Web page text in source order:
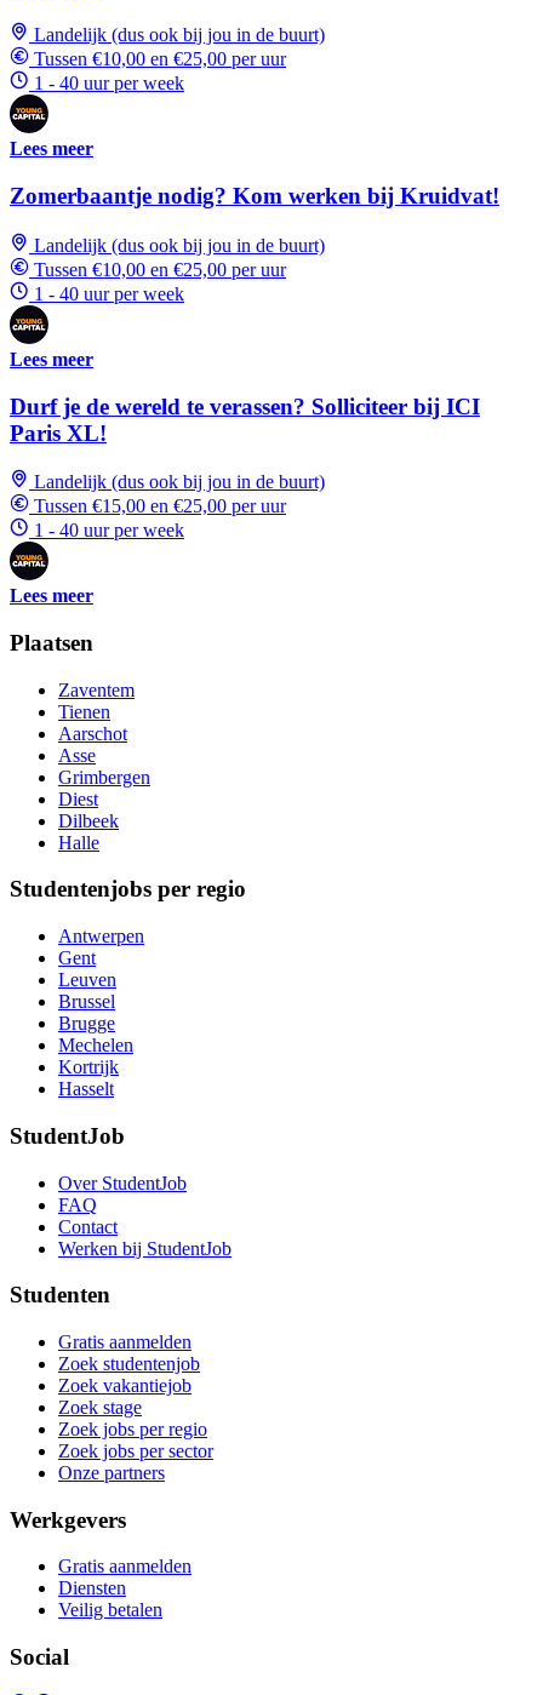
Landelijk (dus ook bij jou in de buurt)
Tussen €10,00 en €25,00 per uur
1 - 40 uur per week
Lees meer
Zomerbaantje nodig? Kom werken bij Kruidvat!
Landelijk (dus ook bij jou in de buurt)
Tussen €10,00 en €25,00 per uur
1 - 40 uur per week
Lees meer
Durf je de wereld te verassen? Solliciteer bij ICI
Paris XL!
Landelijk (dus ook bij jou in de buurt)
Tussen €15,00 en €25,00 per uur
1 - 40 uur per week
Lees meer
Plaatsen
Zaventem
Tienen
Aarschot
Asse
Grimbergen
Diest
Dilbeek
Halle
Studentenjobs per regio
Antwerpen
Gent
Leuven
Brussel
Brugge
Mechelen
Kortrijk
Hasselt
StudentJob
Over StudentJob
FAQ
Contact
Werken bij StudentJob
Studenten
Gratis aanmelden
Zoek studentenjob
Zoek vakantiejob
Zoek stage
Zoek jobs per regio
Zoek jobs per sector
Onze partners
Werkgevers
Gratis aanmelden
Diensten
Veilig betalen
Social